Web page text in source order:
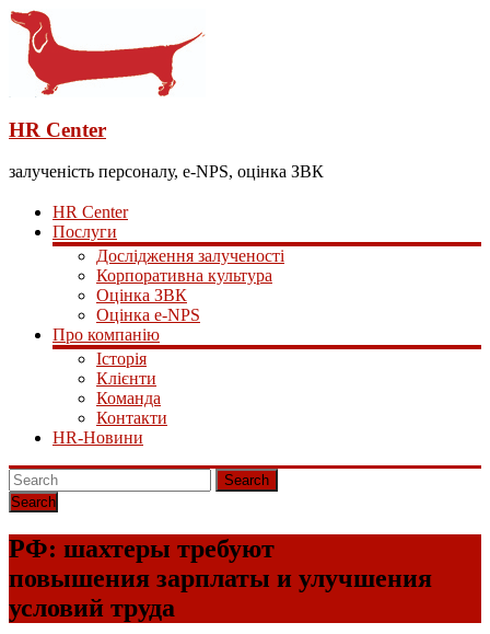
HR Center
залученість персоналу, e-NPS, оцінка ЗВК
HR Center
Послуги
Дослідження залученості
Корпоративна культура
Оцінка ЗВК
Оцінка e-NPS
Про компанію
Історія
Клієнти
Команда
Контакти
HR-Новини
Search
РФ: шахтеры требуют
повышения зарплаты и улучшения
условий труда